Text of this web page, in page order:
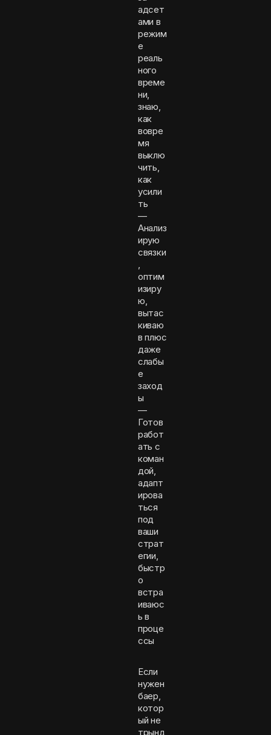
адсет
ами в
режим
е
реаль
ного
време
ни,
знаю,
как
вовре
мя
выклю
чить,
как
усили
ть
—
Анализ
ирую
связки
,
оптим
изиру
ю,
вытас
киваю
в плюс
даже
слабы
е
заход
ы
—
Готов
работ
ать с
коман
дой,
адапт
ирова
ться
под
ваши
страт
егии,
быстр
о
встра
иваюс
ь в
проце
ссы
Если
нужен
баер,
котор
ый не
трынд